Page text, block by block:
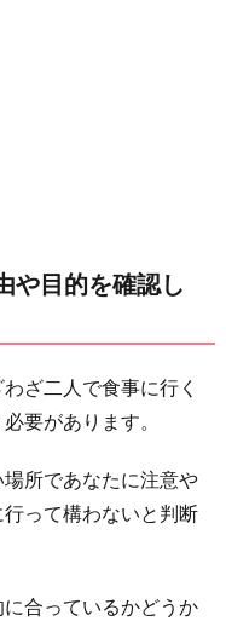
や目的を確認し
ざ二人で食事に行く
要があります。
所であなたに注意や
って構わないと判断
合っているかどうか